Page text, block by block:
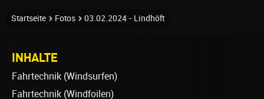
Startseite Fotos 03.02.2024 - Lindhöft
INHALTE
Fahrtechnik (Windsurfen)
Fahrtechnik (Windfoilen)